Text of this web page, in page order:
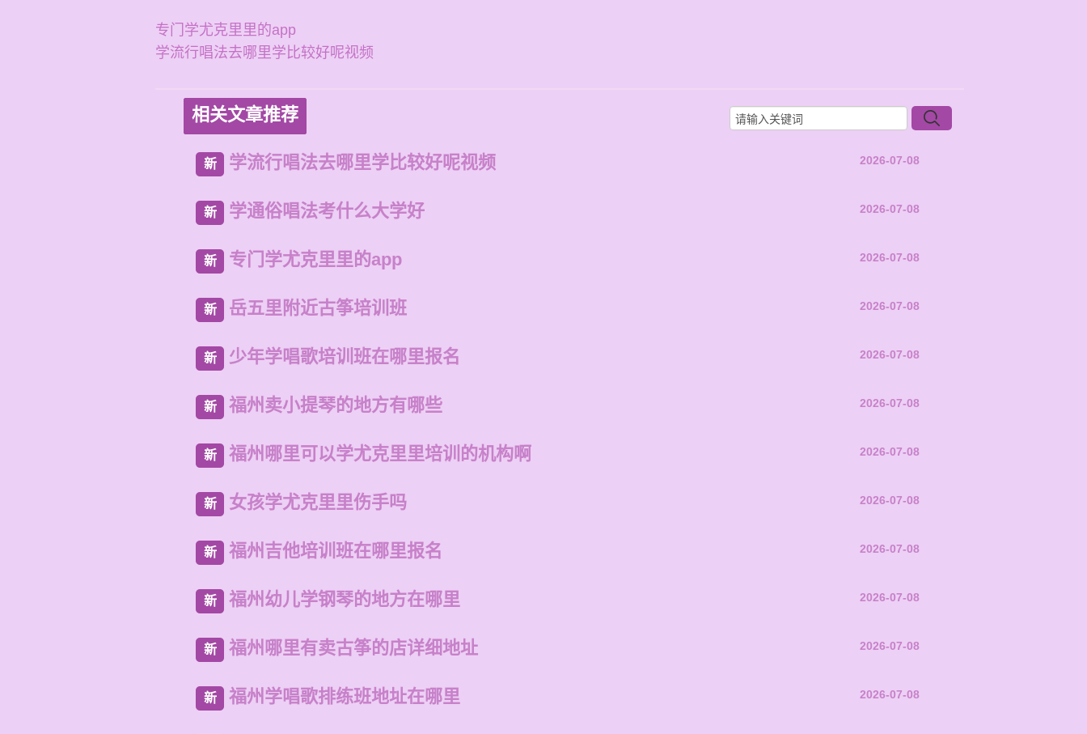
专门学尤克里里的app
学流行唱法去哪里学比较好呢视频
相关文章推荐
新 学流行唱法去哪里学比较好呢视频 2026-07-08
新 学通俗唱法考什么大学好 2026-07-08
新 专门学尤克里里的app 2026-07-08
新 岳五里附近古筝培训班 2026-07-08
新 少年学唱歌培训班在哪里报名 2026-07-08
新 福州卖小提琴的地方有哪些 2026-07-08
新 福州哪里可以学尤克里里培训的机构啊 2026-07-08
新 女孩学尤克里里伤手吗 2026-07-08
新 福州吉他培训班在哪里报名 2026-07-08
新 福州幼儿学钢琴的地方在哪里 2026-07-08
新 福州哪里有卖古筝的店详细地址 2026-07-08
新 福州学唱歌排练班地址在哪里 2026-07-08